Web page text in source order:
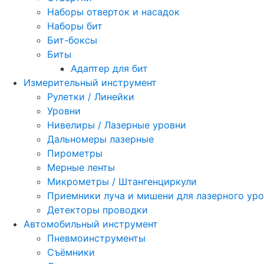
Наборы отверток и насадок
Наборы бит
Бит-боксы
Биты
Адаптер для бит
Измерительный инструмент
Рулетки / Линейки
Уровни
Нивелиры / Лазерные уровни
Дальномеры лазерные
Пирометры
Мерные ленты
Микрометры / Штангенциркули
Приемники луча и мишени для лазерного
Детекторы проводки
Автомобильный инструмент
Пневмоинструменты
Съёмники